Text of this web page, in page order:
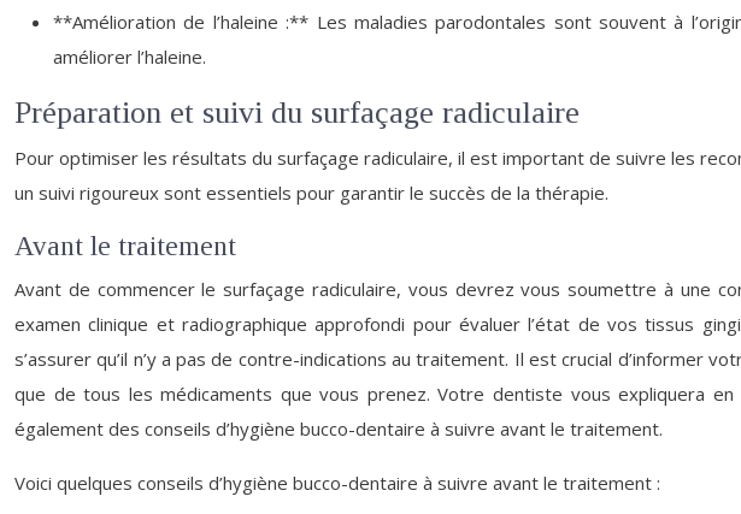
**Amélioration de l’haleine :** Les maladies parodontales sont souvent à
améliorer l’haleine.
Préparation et suivi du surfaçage radiculaire
Pour optimiser les résultats du surfaçage radiculaire, il est important de suivre les
un suivi rigoureux sont essentiels pour garantir le succès de la thérapie.
Avant le traitement
Avant de commencer le surfaçage radiculaire, vous devrez vous soumettre à une
examen clinique et radiographique approfondi pour évaluer l’état de vos tissus
s’assurer qu’il n’y a pas de contre-indications au traitement. Il est crucial d’informer
que de tous les médicaments que vous prenez. Votre dentiste vous expliquera
également des conseils d’hygiène bucco-dentaire à suivre avant le traitement.
Voici quelques conseils d’hygiène bucco-dentaire à suivre avant le traitement :